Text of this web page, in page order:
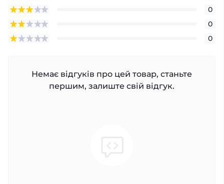
0
0
0
Немає відгуків про цей товар, станьте
першим, залиште свій відгук.